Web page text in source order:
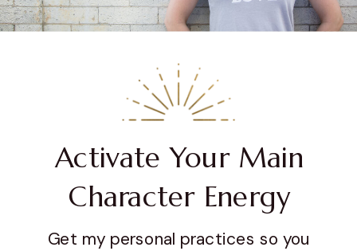
Activate Your Main
Character Energy
Get my personal practices so you